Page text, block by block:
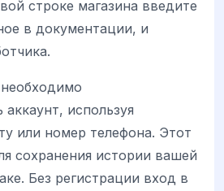
строке магазина введите
в документации, и
аккаунт, используя
или номер телефона. Этот
сохранения истории вашей
Без регистрации вход в